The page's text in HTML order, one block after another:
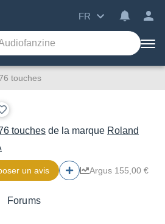
FR
touches
touches de la marque Roland
un avis Argus 155,00 €
Forums